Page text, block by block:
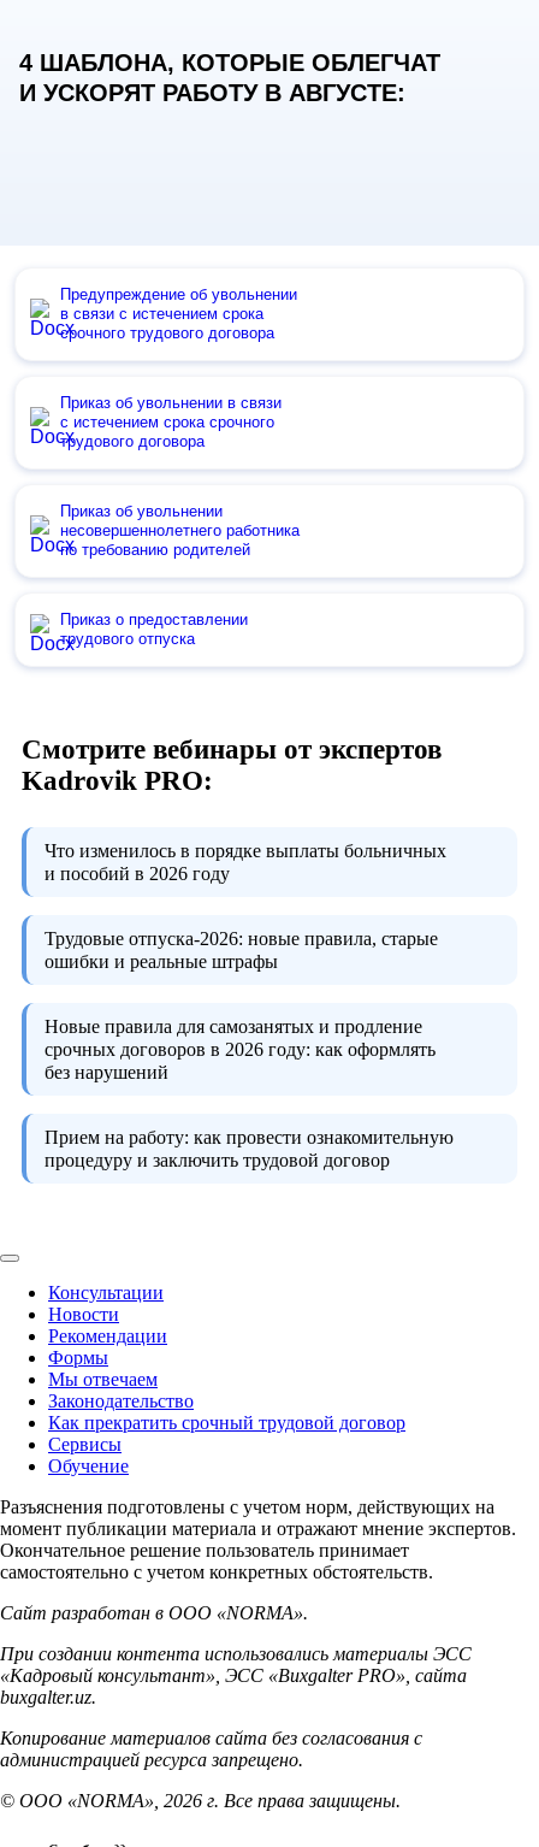
4 ШАБЛОНА, КОТОРЫЕ ОБЛЕГЧАТ
И УСКОРЯТ РАБОТУ В АВГУСТЕ:
Предупреждение об увольнении
в связи с истечением срока
срочного трудового договора
Приказ об увольнении в связи
с истечением срока срочного
трудового договора
Приказ об увольнении
несовершеннолетнего работника
по требованию родителей
Приказ о предоставлении
трудового отпуска
Смотрите вебинары от экспертов
Kadrovik PRO:
Что изменилось в порядке выплаты больничных
и пособий в 2026 году
Трудовые отпуска-2026: новые правила, старые
ошибки и реальные штрафы
Новые правила для самозанятых и продление
срочных договоров в 2026 году: как оформлять
без нарушений
Прием на работу: как провести ознакомительную
процедуру и заключить трудовой договор
Консультации
Новости
Рекомендации
Формы
Мы отвечаем
Законодательство
Как прекратить срочный трудовой договор
Сервисы
Обучение
Разъяснения подготовлены с учетом норм, действующих на
момент публикации материала и отражают мнение экспертов.
Окончательное решение пользователь принимает
самостоятельно с учетом конкретных обстоятельств.
Сайт разработан в ООО «NORMA».
При создании контента использовались материалы ЭСС
«Кадровый консультант», ЭСС «Buxgalter PRO», сайта
buxgalter.uz.
Копирование материалов сайта без согласования с
администрацией ресурса запрещено.
© ООО «NORMA», 2026 г. Все права защищены.